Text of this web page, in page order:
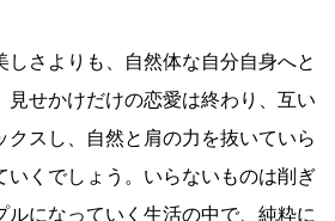
しさよりも、自然体な自分自身へと
見せかけだけの恋愛は終わり、互い
クスし、自然と肩の力を抜いていら
いくでしょう。いらないものは削ぎ
ルになっていく生活の中で、純粋に